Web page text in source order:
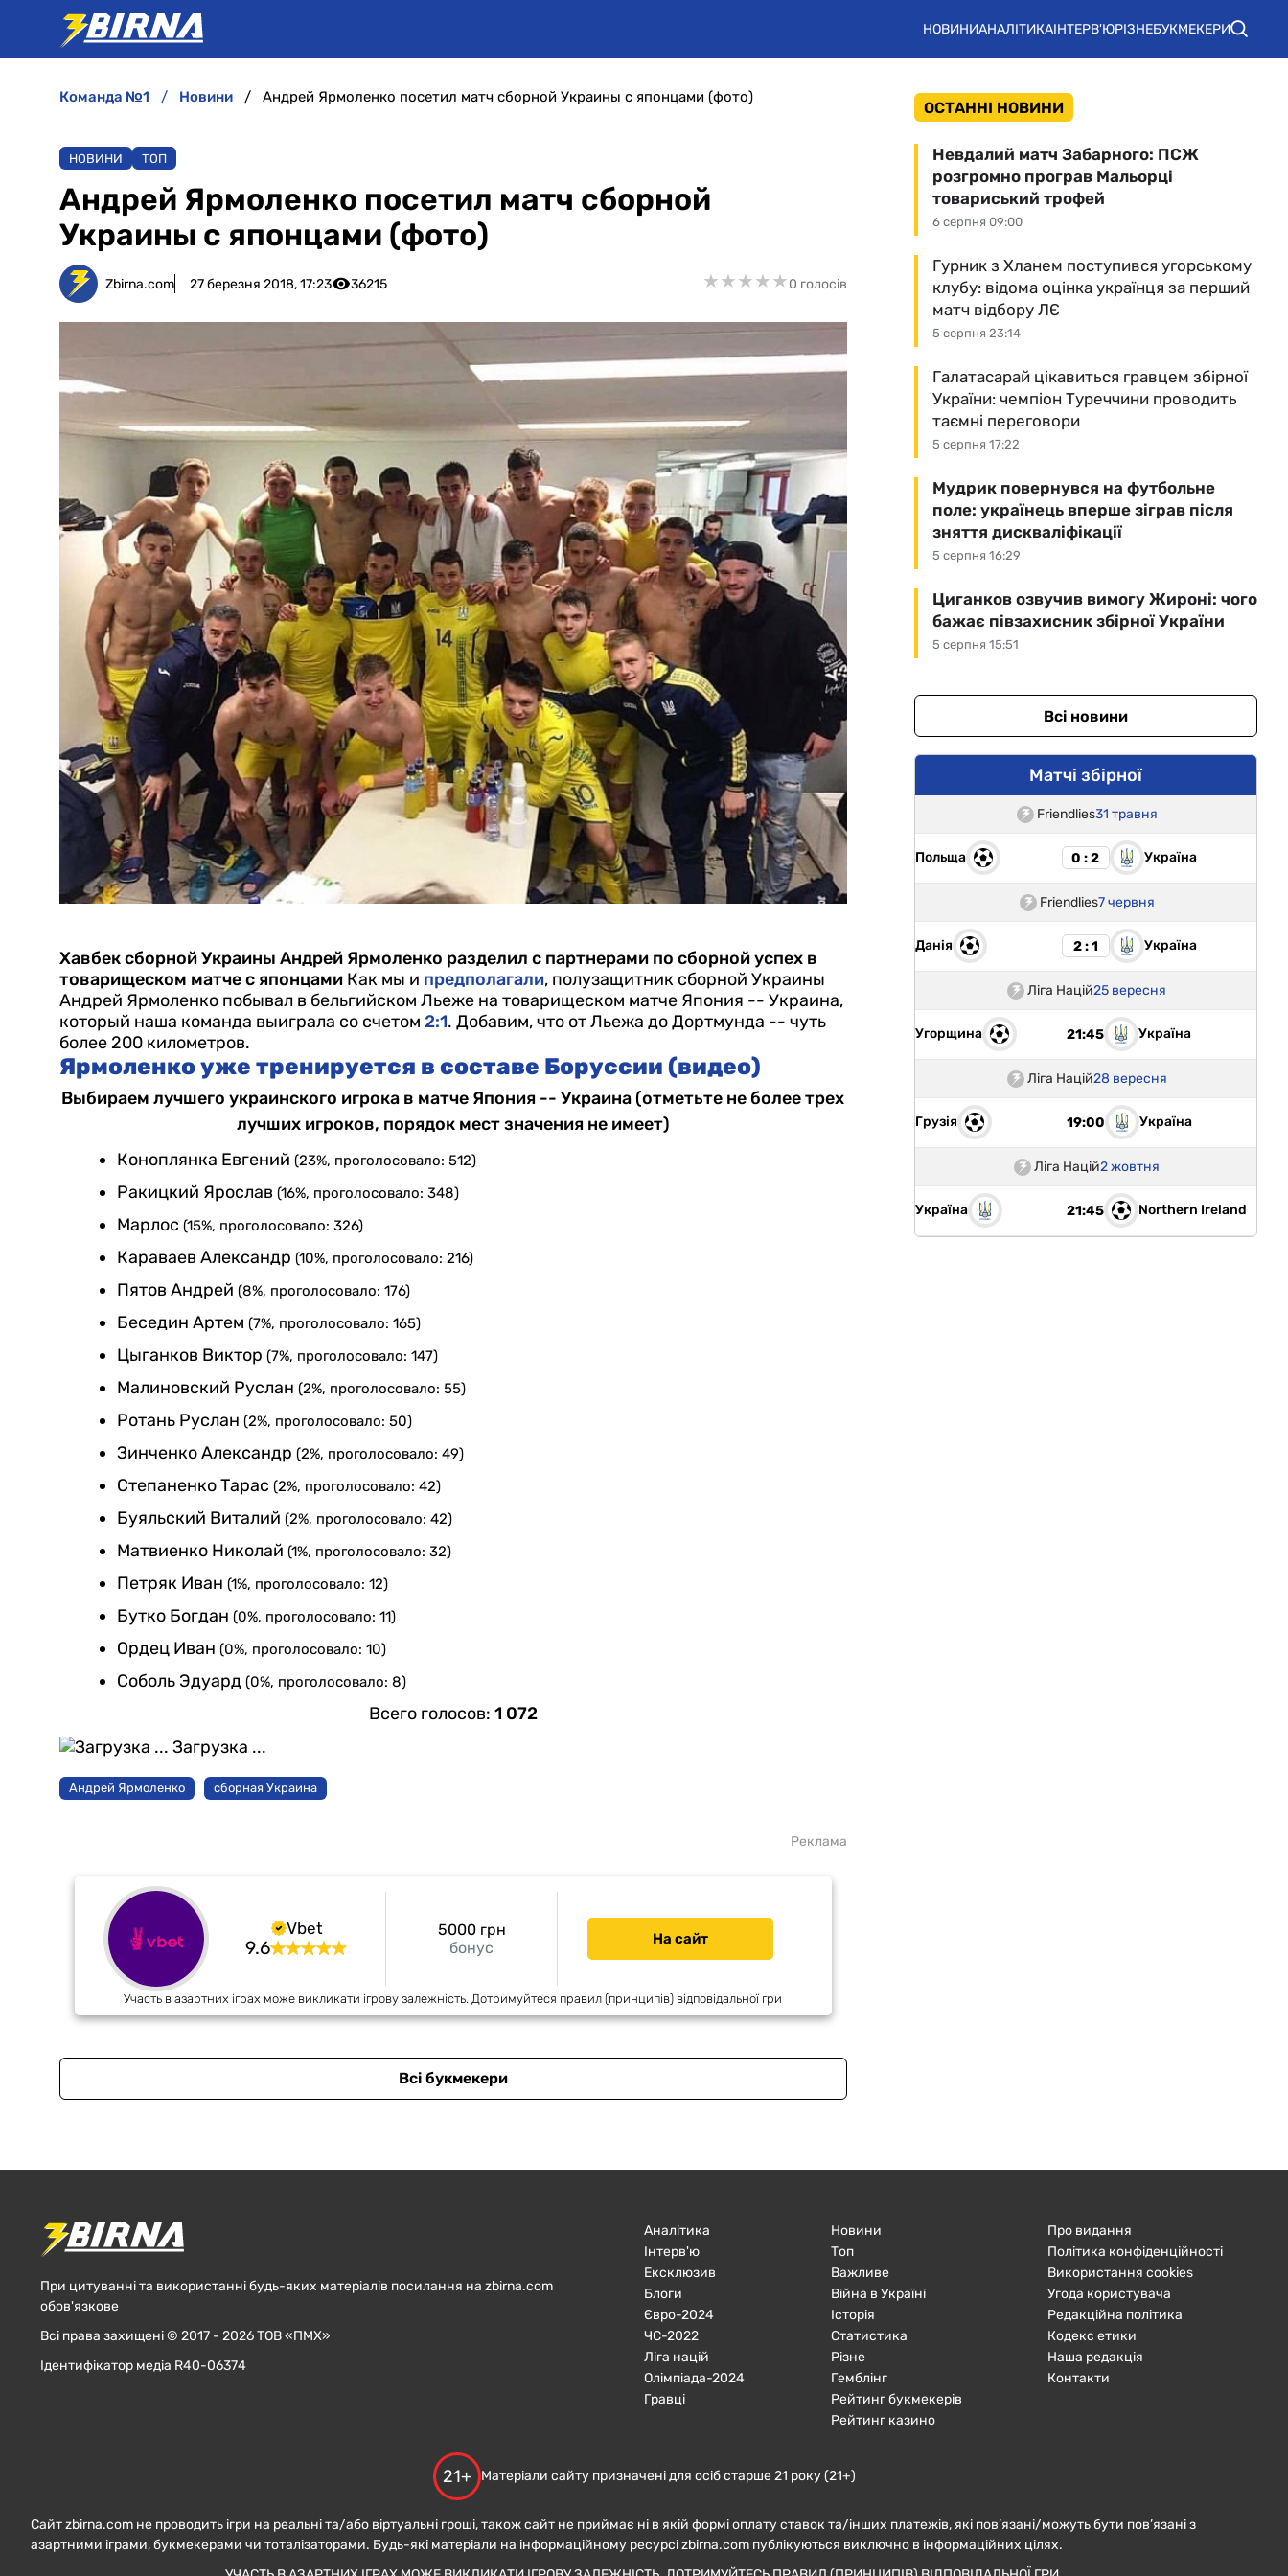
НОВИНИАНАЛІТИКАІНТЕРВ'ЮРІЗНЕБУКМЕКЕРИ
команда №1 новини Андрей Ярмоленко посетил матч сборной Украины с японцами (фото)
НОВИНИ ТОП
Андрей Ярмоленко посетил матч сборной
Украины с японцами (фото)
Zbirna.com 27 березня 2018, 17:23 36215 ★★★★★
★★★★★0 голосів
Хавбек сборной Украины Андрей Ярмоленко разделил с партнерами по сборной успех в
товарищеском матче с японцами Как мы и предполагали, полузащитник сборной Украины
Андрей Ярмоленко побывал в бельгийском Льеже на товарищеском матче Япония -- Украина,
который наша команда выиграла со счетом 2:1. Добавим, что от Льежа до Дортмунда -- чуть
более 200 километров.
Ярмоленко уже тренируется в составе Боруссии (видео)
Выбираем лучшего украинского игрока в матче Япония -- Украина (отметьте не более трех
лучших игроков, порядок мест значения не имеет)
Коноплянка Евгений (23%, проголосовало: 512)
Ракицкий Ярослав (16%, проголосовало: 348)
Марлос (15%, проголосовало: 326)
Караваев Александр (10%, проголосовало: 216)
Пятов Андрей (8%, проголосовало: 176)
Беседин Артем (7%, проголосовало: 165)
Цыганков Виктор (7%, проголосовало: 147)
Малиновский Руслан (2%, проголосовало: 55)
Ротань Руслан (2%, проголосовало: 50)
Зинченко Александр (2%, проголосовало: 49)
Степаненко Тарас (2%, проголосовало: 42)
Буяльский Виталий (2%, проголосовало: 42)
Матвиенко Николай (1%, проголосовало: 32)
Петряк Иван (1%, проголосовало: 12)
Бутко Богдан (0%, проголосовало: 11)
Ордец Иван (0%, проголосовало: 10)
Соболь Эдуард (0%, проголосовало: 8)
Всего голосов: 1 072
Загрузка ...
Андрей Ярмоленко сборная Украина
Реклама
Vbet
9.6 бонус
5000 грн На сайт
Участь в азартних іграх може викликати ігрову залежність. Дотримуйтеся правил (принципів) відповідальної гри
Всі букмекери
ОСТАННІ НОВИНИ
6 серпня 09:00
Невдалий матч Забарного: ПСЖ
розгромно програв Мальорці
товариський трофей
5 серпня 23:14
Гурник з Хланем поступився угорському
клубу: відома оцінка українця за перший
матч відбору ЛЄ
5 серпня 17:22
Галатасарай цікавиться гравцем збірної
України: чемпіон Туреччини проводить
таємні переговори
5 серпня 16:29
Мудрик повернувся на футбольне
поле: українець вперше зіграв після
зняття дискваліфікації
5 серпня 15:51
Циганков озвучив вимогу Жироні: чого
бажає півзахисник збірної України
Всі новини
Матчі збірної
Friendlies31 травня
Польща 0 : 2 Україна
Friendlies7 червня
Данія 2 : 1 Україна
Ліга Націй25 вересня
Угорщина 21:45 Україна
Ліга Націй28 вересня
Грузія 19:00 Україна
Ліга Націй2 жовтня
Україна 21:45 Northern Ireland
При цитуванні та використанні будь-яких матеріалів посилання на zbirna.com
обов'язкове
Всі права захищені © 2017 - 2026 ТОВ «ПМХ»
Ідентифікатор медіа R40-06374
Аналітика
Інтерв'ю
Ексклюзив
Блоги
Євро-2024
ЧC-2022
Ліга націй
Олімпіада-2024
Гравці
Новини
Топ
Важливе
Війна в Україні
Історія
Статистика
Різне
Гемблінг
Рейтинг букмекерів
Рейтинг казино
Про видання
Політика конфіденційності
Використання cookies
Угода користувача
Редакційна політика
Кодекс етики
Наша редакція
Контакти
21+ Матеріали сайту призначені для осіб старше 21 року (21+)
Сайт zbirna.com не проводить ігри на реальні та/або віртуальні гроші, також сайт не приймає ні в якій формі оплату ставок та/інших платежів, які пов’язані/можуть бути пов’язані з
азартними іграми, букмекерами чи тоталізаторами. Будь-які матеріали на інформаційному ресурсі zbirna.com публікуються виключно в інформаційних цілях.